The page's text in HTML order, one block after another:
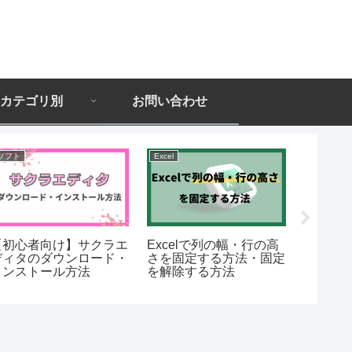
カテゴリ別 お問い合わせ
フト
初心者向け】サクラエ
ィタのダウンロード・
ンストール方法
Excel
Excelで列の幅・行の高
さを固定する方法・固定
を解除する方法